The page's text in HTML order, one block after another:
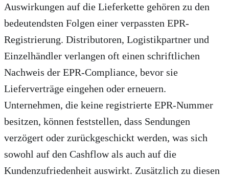
Auswirkungen auf die Lieferkette gehören zu den
bedeutendsten Folgen einer verpassten EPR-
Registrierung. Distributoren, Logistikpartner und
Einzelhändler verlangen oft einen schriftlichen
Nachweis der EPR-Compliance, bevor sie
Lieferverträge eingehen oder erneuern.
Unternehmen, die keine registrierte EPR-Nummer
besitzen, können feststellen, dass Sendungen
verzögert oder zurückgeschickt werden, was sich
sowohl auf den Cashflow als auch auf die
Kundenzufriedenheit auswirkt. Zusätzlich zu diesen